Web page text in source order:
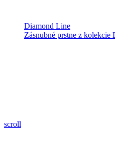
Diamond Line
Zásnubné prstne z kolekcie
scroll